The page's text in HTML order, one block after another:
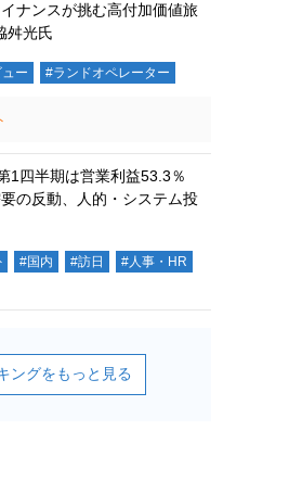
ナンスが挑む高付加価値旅
舛光氏
ー #ランドオペレーター
1四半期は営業利益53.3％
の反動、人的・システム投
#国内 #訪日
#人事・HR